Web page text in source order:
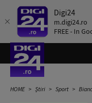
Digi24
m.digi24.ro
FREE - In
HOME Știri Sport Bianca